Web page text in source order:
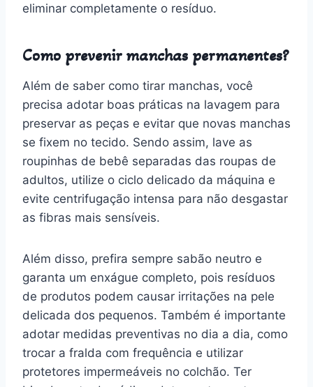
eliminar completamente o resíduo.
Como prevenir manchas permanentes?
Além de saber como tirar manchas, você
precisa adotar boas práticas na lavagem para
preservar as peças e evitar que novas manchas
se fixem no tecido. Sendo assim, lave as
roupinhas de bebê separadas das roupas de
adultos, utilize o ciclo delicado da máquina e
evite centrifugação intensa para não desgastar
as fibras mais sensíveis.
Além disso, prefira sempre sabão neutro e
garanta um enxágue completo, pois resíduos
de produtos podem causar irritações na pele
delicada dos pequenos. Também é importante
adotar medidas preventivas no dia a dia, como
trocar a fralda com frequência e utilizar
protetores impermeáveis no colchão. Ter